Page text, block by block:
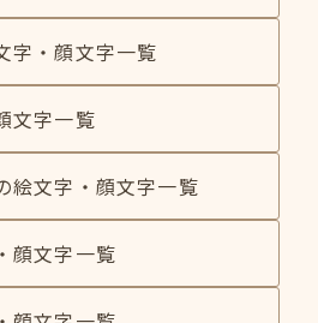
字・顔文字一覧
文字一覧
絵文字・顔文字一覧
顔文字一覧